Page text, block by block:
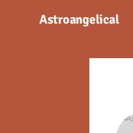
Astroangelical